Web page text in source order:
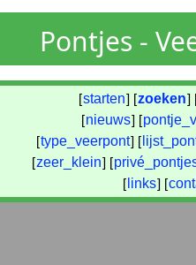
Pontjes -
[starten] [zoeken]
[nieuws] [
[type_veerpont] [
[zeer_klein] [
[ links] [